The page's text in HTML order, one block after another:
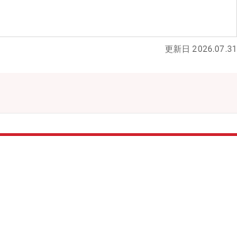
スク管理に貢献できます。クレジットサービスの
供を支える重要な役割です。■JCBカード等の金
かし、銀行本部側で業務全体の管理・改善に携わる
更新日 2026.07.31